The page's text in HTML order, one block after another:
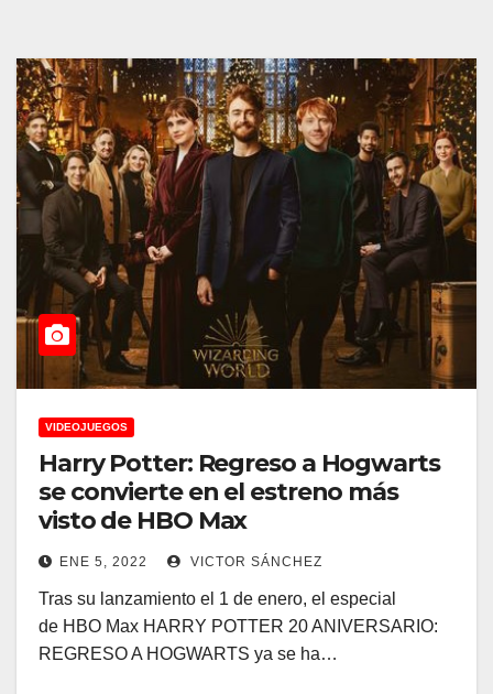
VIDEOJUEGOS
Harry Potter: Regreso a Hogwarts
se convierte en el estreno más
visto de HBO Max
ENE 5, 2022 VICTOR SÁNCHEZ
Tras su lanzamiento el 1 de enero, el especial
de HBO Max HARRY POTTER 20 ANIVERSARIO:
REGRESO A HOGWARTS ya se ha…